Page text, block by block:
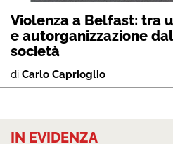
Violenza a Belfast: tra
e autorganizzazione
società
di Carlo Caprioglio
IN EVIDENZA